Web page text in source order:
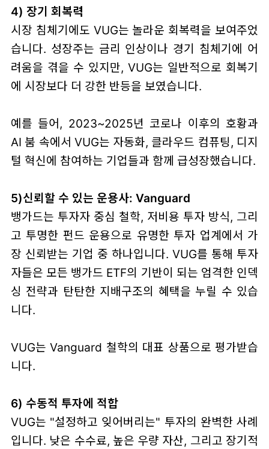
4) 장기 회복력
시장 침체기에도 VUG는 놀라운 회복력을 보여주었
습니다. 성장주는 금리 인상이나 경기 침체기에 어
려움을 겪을 수 있지만, VUG는 일반적으로 회복기
에 시장보다 더 강한 반등을 보였습니다.
예를 들어, 2023~2025년 코로나 이후의 호황과
AI 붐 속에서 VUG는 자동화, 클라우드 컴퓨팅, 디지
털 혁신에 참여하는 기업들과 함께 급성장했습니다.
5)신뢰할 수 있는 운용사: Vanguard
뱅가드는 투자자 중심 철학, 저비용 투자 방식, 그리
고 투명한 펀드 운용으로 유명한 투자 업계에서 가
장 신뢰받는 기업 중 하나입니다. VUG를 통해 투자
자들은 모든 뱅가드 ETF의 기반이 되는 엄격한 인덱
싱 전략과 탄탄한 지배구조의 혜택을 누릴 수 있습
니다.
VUG는 Vanguard 철학의 대표 상품으로 평가받습
니다.
6) 수동적 투자에 적합
VUG는 "설정하고 잊어버리는" 투자의 완벽한 사례
입니다. 낮은 수수료, 높은 우량 자산, 그리고 장기적